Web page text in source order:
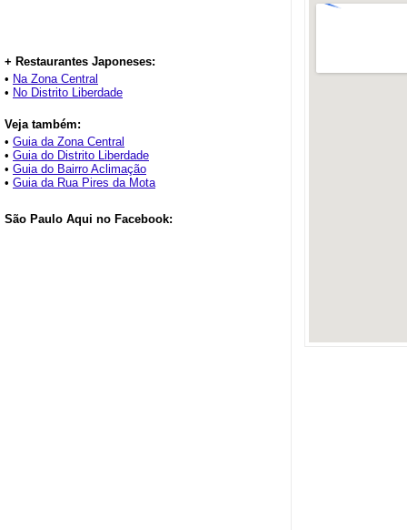
+ Restaurantes Japoneses:
• Na Zona Central
• No Distrito Liberdade
Veja também:
• Guia da Zona Central
• Guia do Distrito Liberdade
• Guia do Bairro Aclimação
• Guia da Rua Pires da Mota
São Paulo Aqui no Facebook: